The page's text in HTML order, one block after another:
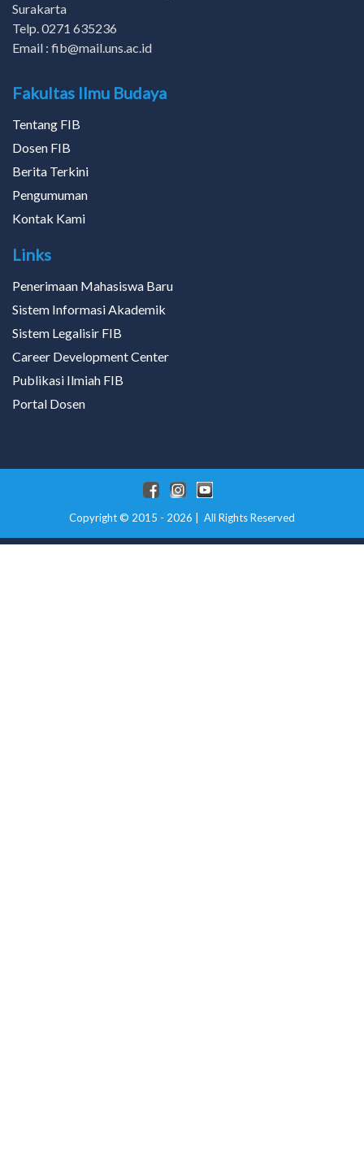
Surakarta
Telp. 0271 635236
Email : fib@mail.uns.ac.id
Fakultas Ilmu Budaya
Tentang FIB
Dosen FIB
Berita Terkini
Pengumuman
Kontak Kami
Links
Penerimaan Mahasiswa Baru
Sistem Informasi Akademik
Sistem Legalisir FIB
Career Development Center
Publikasi Ilmiah FIB
Portal Dosen
Copyright © 2015 - 2026 | All Rights Reserved